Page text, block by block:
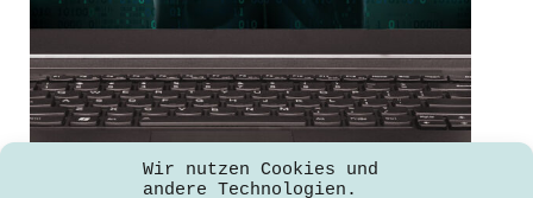
Wir nutzen Cookies und
andere Technologien.
Wer hat Angst vor einem Hacker?